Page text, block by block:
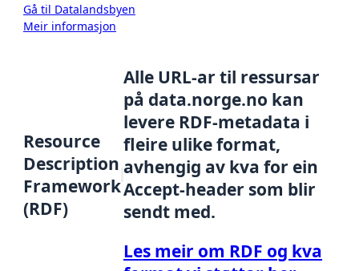
Gå til Datalandsbyen
Meir informasjon
Resource
Description
Framework
(RDF)
Alle URL-ar til ressursar
på data.norge.no kan
levere RDF-metadata i
fleire ulike format,
avhengig av kva for ein
Accept-header som blir
sendt med.
Les meir om RDF og kva